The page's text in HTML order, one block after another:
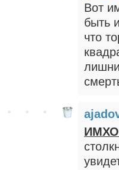
Вот
быть
что